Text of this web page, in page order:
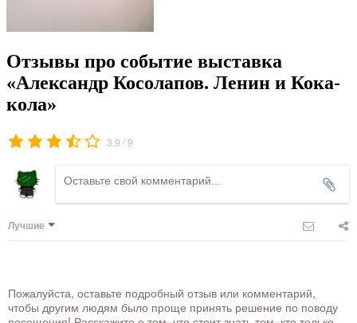
Отзывы про событие выставка
«Александр Косолапов. Ленин и Кока-
кола»
3.9 /9
Лучшие
Пожалуйста, оставьте подробный отзыв или комментарий,
чтобы другим людям было проще принять решение по поводу